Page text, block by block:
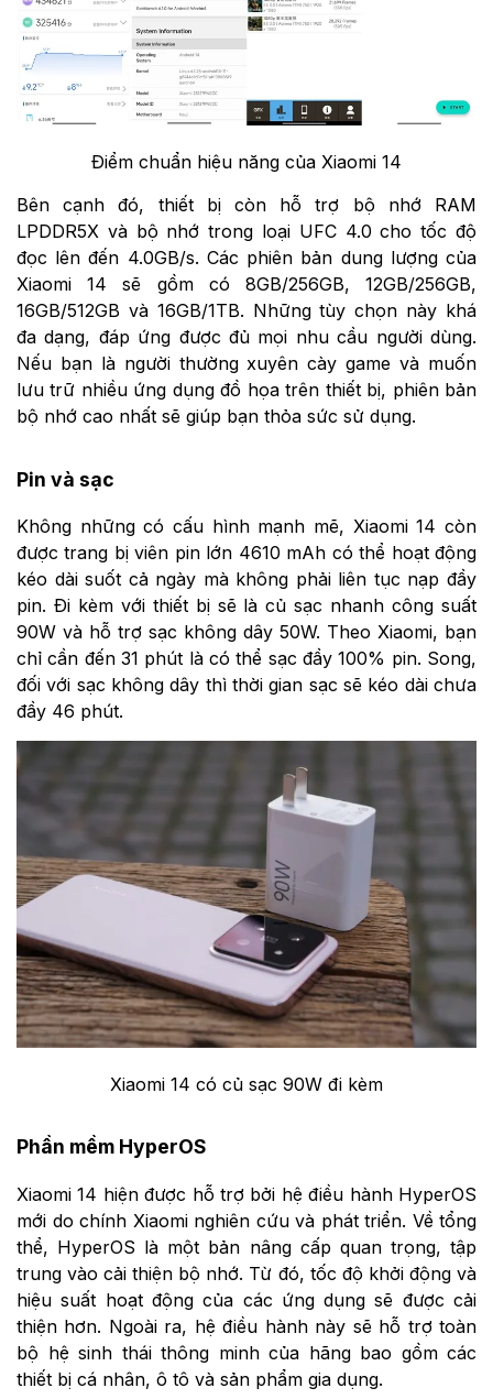
Điểm chuẩn hiệu năng của Xiaomi 14
Bên cạnh đó, thiết bị còn hỗ trợ bộ nhớ RAM
LPDDR5X và bộ nhớ trong loại UFC 4.0 cho tốc độ
đọc lên đến 4.0GB/s. Các phiên bản dung lượng của
Xiaomi 14 sẽ gồm có 8GB/256GB, 12GB/256GB,
16GB/512GB và 16GB/1TB. Những tùy chọn này khá
đa dạng, đáp ứng được đủ mọi nhu cầu người dùng.
Nếu bạn là người thường xuyên cày game và muốn
lưu trữ nhiều ứng dụng đồ họa trên thiết bị, phiên bản
bộ nhớ cao nhất sẽ giúp bạn thỏa sức sử dụng.
Pin và sạc
Không những có cấu hình mạnh mẽ, Xiaomi 14 còn
được trang bị viên pin lớn 4610 mAh có thể hoạt động
kéo dài suốt cả ngày mà không phải liên tục nạp đầy
pin. Đi kèm với thiết bị sẽ là củ sạc nhanh công suất
90W và hỗ trợ sạc không dây 50W. Theo Xiaomi, bạn
chỉ cần đến 31 phút là có thể sạc đầy 100% pin. Song,
đối với sạc không dây thì thời gian sạc sẽ kéo dài chưa
đầy 46 phút.
Xiaomi 14 có củ sạc 90W đi kèm​
Phần mềm HyperOS
Xiaomi 14 hiện được hỗ trợ bởi hệ điều hành HyperOS
mới do chính Xiaomi nghiên cứu và phát triển. Về tổng
thể, HyperOS là một bản nâng cấp quan trọng, tập
trung vào cải thiện bộ nhớ. Từ đó, tốc độ khởi động và
hiệu suất hoạt động của các ứng dụng sẽ được cải
thiện hơn. Ngoài ra, hệ điều hành này sẽ hỗ trợ toàn
bộ hệ sinh thái thông minh của hãng bao gồm các
thiết bị cá nhân, ô tô và sản phẩm gia dụng.